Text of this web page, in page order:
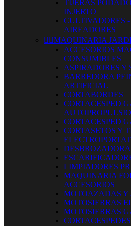
TIJERAS
INJERTO
CULTIVADORES
AIREADORES
 MAQUINARIA
ACCESORIOS
CONSUMIBLES
ASPIRADORES Y
BARREDORA
ARTIFICIAL
CORTABORDES
CORTACESPED
CORTACESPED
CORTASETOS Y
LIMPIADORES
MAQUINARIA
ACCESORIOS
MOTOAZADAS Y
MOTOSIERRAS
MOTOSIERRAS